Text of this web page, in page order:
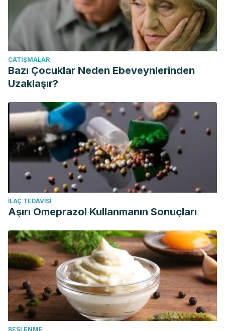
ÇATIŞMALAR
Bazı Çocuklar Neden Ebeveynlerinden
Uzaklaşır?
İLAÇ TEDAVISI
Aşırı Omeprazol Kullanmanın Sonuçları
BESLENME